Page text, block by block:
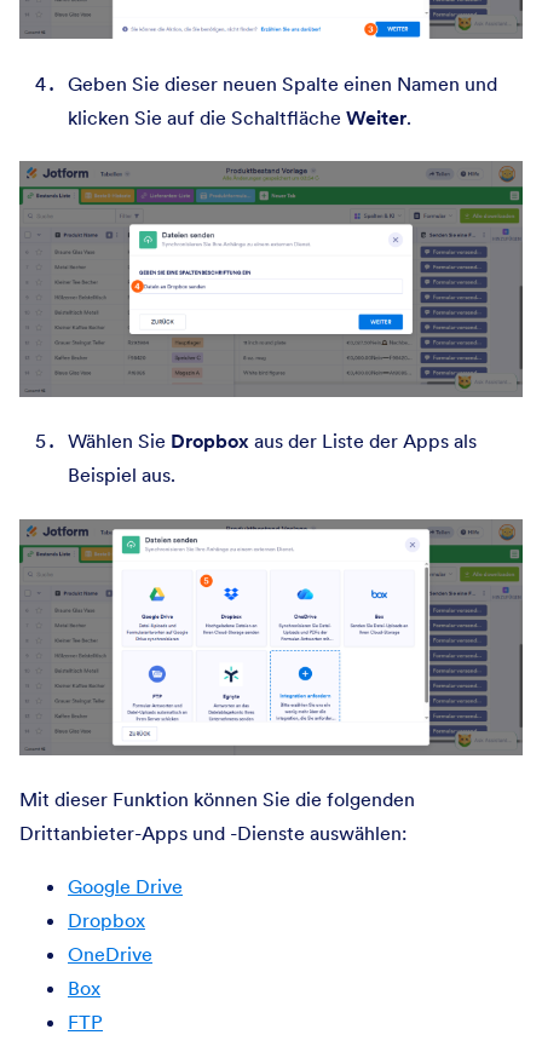
Geben Sie dieser neuen Spalte einen Namen und
klicken Sie auf die Schaltfläche Weiter.
Wählen Sie Dropbox aus der Liste der Apps als
Beispiel aus.
Mit dieser Funktion können Sie die folgenden
Drittanbieter-Apps und -Dienste auswählen:
Google Drive
Dropbox
OneDrive
Box
FTP